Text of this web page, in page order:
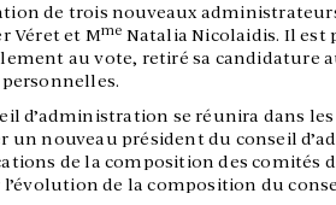
de trois nouveaux
Véret et Mme Natalia Nicolaidis. Il est
au vote, retiré sa candidature
d’administration se réunira dans
un nouveau président du conseil
de la composition des comités
de la composition du